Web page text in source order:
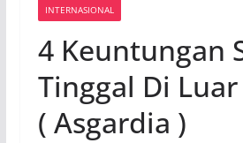
INTERNASIONAL
4 Keuntungan
Tinggal Di
( Asgardia )